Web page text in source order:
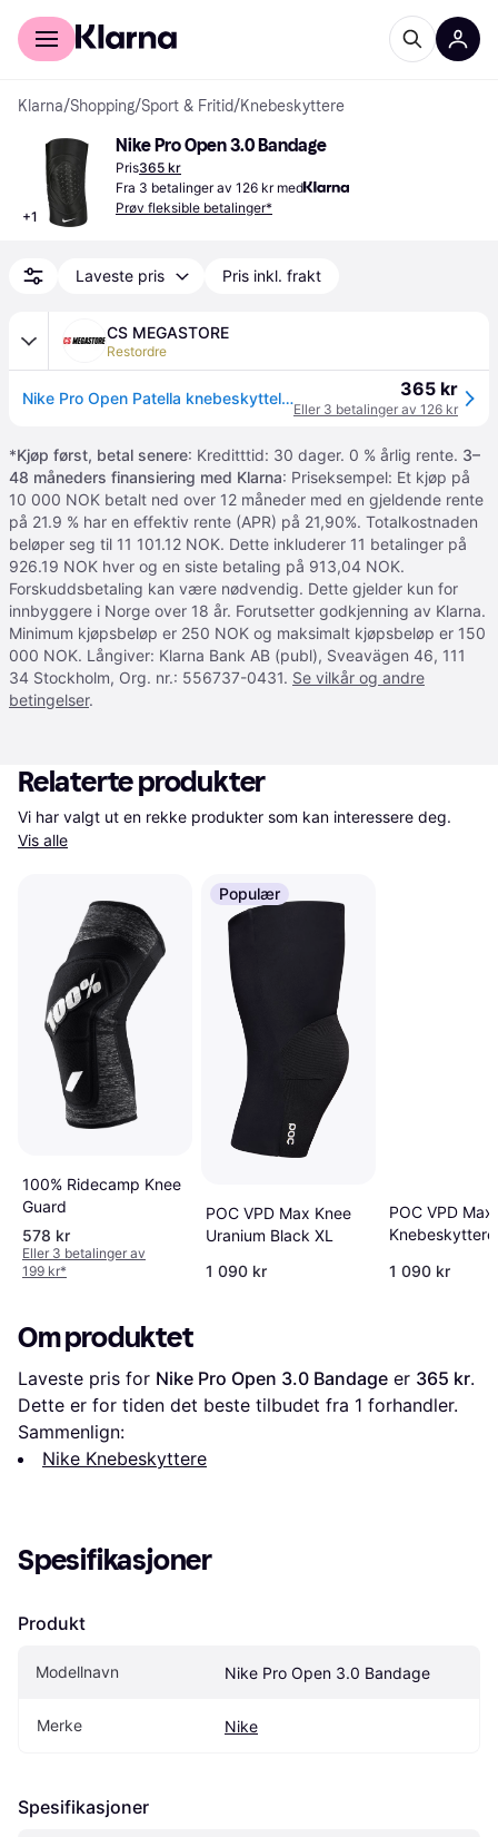
For kunder
Klarna/Shopping/Sport & Fritid/Knebeskyttere
+1
Nike Pro Open 3.0 Bandage
Pris365 kr
Fra 3 betalinger av 126 kr med
Prøv fleksible betalinger*
Laveste pris Pris inkl. frakt
CS MEGASTORE
Restordre
Nike Pro Open Patella knebeskyttelse 3.0, 010, størrelse XL 365 kr
Eller 3 betalinger av 126 kr
*Kjøp først, betal senere: Kreditttid: 30 dager. 0 % årlig rente. 3–
48 måneders finansiering med Klarna: Priseksempel: Et kjøp på
10 000 NOK betalt ned over 12 måneder med en gjeldende rente
på 21.9 % har en effektiv rente (APR) på 21,90%. Totalkostnaden
beløper seg til 11 101.12 NOK. Dette inkluderer 11 betalinger på
926.19 NOK hver og en siste betaling på 913,04 NOK.
Forskuddsbetaling kan være nødvendig. Dette gjelder kun for
innbyggere i Norge over 18 år. Forutsetter godkjenning av Klarna.
Minimum kjøpsbeløp er 250 NOK og maksimalt kjøpsbeløp er 150
000 NOK. Långiver: Klarna Bank AB (publ), Sveavägen 46, 111
34 Stockholm, Org. nr.: 556737-0431. Se vilkår og andre
betingelser.
Relaterte produkter
Vis alle
100% Ridecamp Knee
Guard
578 kr
Eller 3 betalinger av
199 kr*
Populær
POC VPD Max Knee
Uranium Black XL
1 090 kr
POC VPD Max
1 090 kr
Om produktet
Laveste pris for Nike Pro Open 3.0 Bandage er 365 kr.
Dette er for tiden det beste tilbudet fra 1 forhandler.
Sammenlign:
Nike Knebeskyttere
Spesifikasjoner
Produkt
Modellnavn Nike Pro Open 3.0 Bandage
Merke Nike
Spesifikasjoner